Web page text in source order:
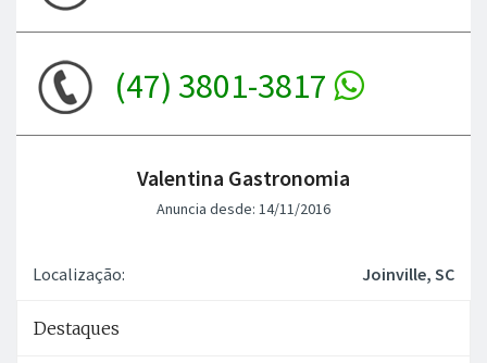
(47) 3801-3817
Valentina Gastronomia
Anuncia desde: 14/11/2016
Localização: Joinville, SC
Destaques